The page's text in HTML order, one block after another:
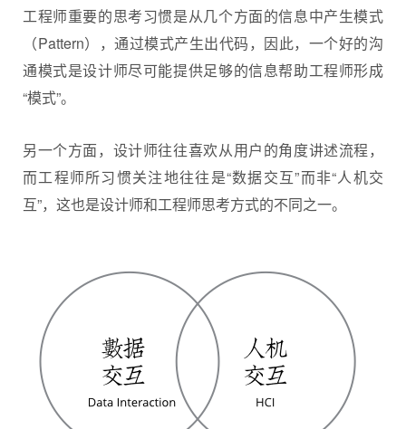
工程师重要的思考习惯是从几个方面的信息中产生模式
（Pattern），通过模式产生出代码，因此，一个好的沟
通模式是设计师尽可能提供足够的信息帮助工程师形成
“模式”。
另一个方面，设计师往往喜欢从用户的角度讲述流程，
而工程师所习惯关注地往往是“数据交互”而非“人机交
互”，这也是设计师和工程师思考方式的不同之一。